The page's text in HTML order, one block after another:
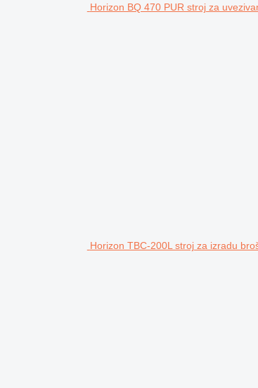
Horizon BQ 470 PUR stroj za
Horizon TBC-200L stroj za izradu